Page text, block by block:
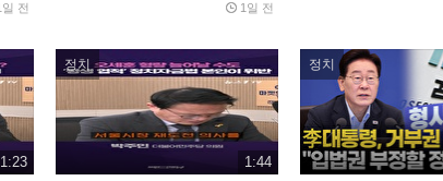
일 전 1일 전
1:23
정치
1:44
정치